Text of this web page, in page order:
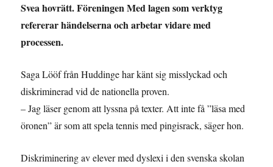
Svea hovrätt. Föreningen Med lagen som verktyg
refererar händelserna och arbetar vidare med
processen.
Saga Lööf från Huddinge har känt sig misslyckad och
diskriminerad vid de nationella proven.
– Jag läser genom att lyssna på texter. Att inte få ”läsa med
öronen” är som att spela tennis med pingisrack, säger hon.
Diskriminering av elever med dyslexi i den svenska skolan